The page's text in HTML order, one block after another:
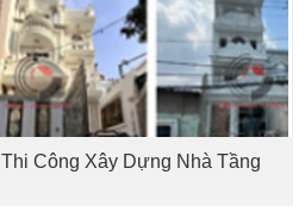
Công Xây Dựng Nhà Tầng